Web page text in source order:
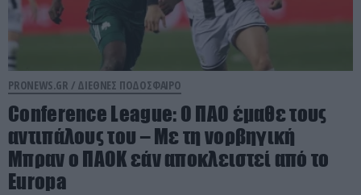
PRONEWS.GR / ΔΙΕΘΝΕΣ ΠΟΔΟΣΦΑΙΡΟ
Conference League: Ο ΠΑΟ έμαθε τους
αντιπάλους του – Με τη νορβηγική
Μπραν ο ΠΑΟΚ εάν αποκλειστεί από το
Europa